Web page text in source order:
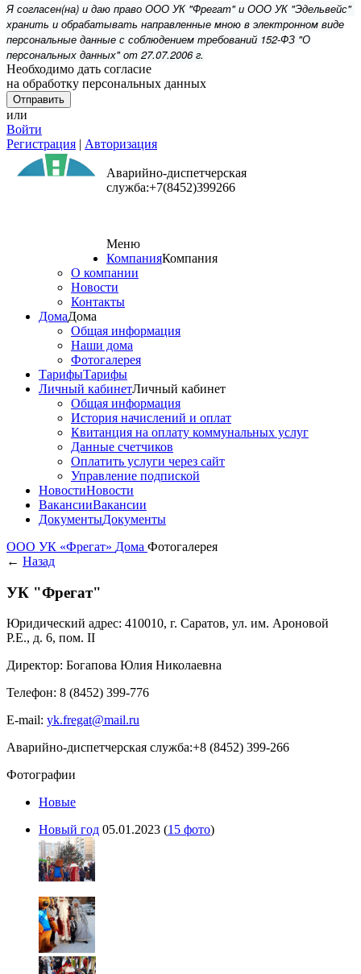
Я согласен(на) и даю право ООО УК "Фрегат" и ООО УК "Эдельвейс"
хранить и обрабатывать направленные мною в электронном виде
персональные данные с соблюдением требований 152-ФЗ "О
персональных данных" от 27.07.2006 г.
Необходимо дать согласие
на обработку персональных данных
или
Войти
Регистрация | Авторизация
Аварийно-диспетчерская
служба:+7(8452)399266
Меню
КомпанияКомпания
О компании
Новости
Контакты
ДомаДома
Общая информация
Наши дома
Фотогалерея
ТарифыТарифы
Личный кабинетЛичный кабинет
Общая информация
История начислений и оплат
Квитанция на оплату коммунальных услуг
Данные счетчиков
Оплатить услуги через сайт
Управление подпиской
НовостиНовости
ВакансииВакансии
ДокументыДокументы
ООО УК «Фрегат» Дома Фотогалерея
← Назад
УК "Фрегат"
Юридический адрес: 410010, г. Саратов, ул. им. Ароновой
Р.Е., д. 6, пом. II
Директор: Богапова Юлия Николаевна
Телефон: 8 (8452) 399-776
E-mail: yk.fregat@mail.ru
Аварийно-диспетчерская служба:+8 (8452) 399-266
Фотографии
Новые
Новый год 05.01.2023 (15 фото)